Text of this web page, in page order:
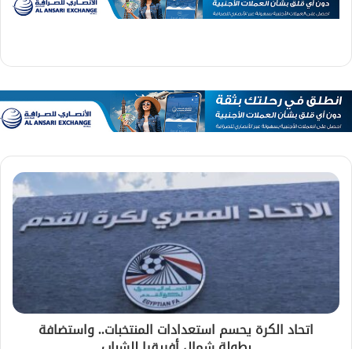
اتحاد الكرة يحسم استعدادات المنتخبات.. واستضافة